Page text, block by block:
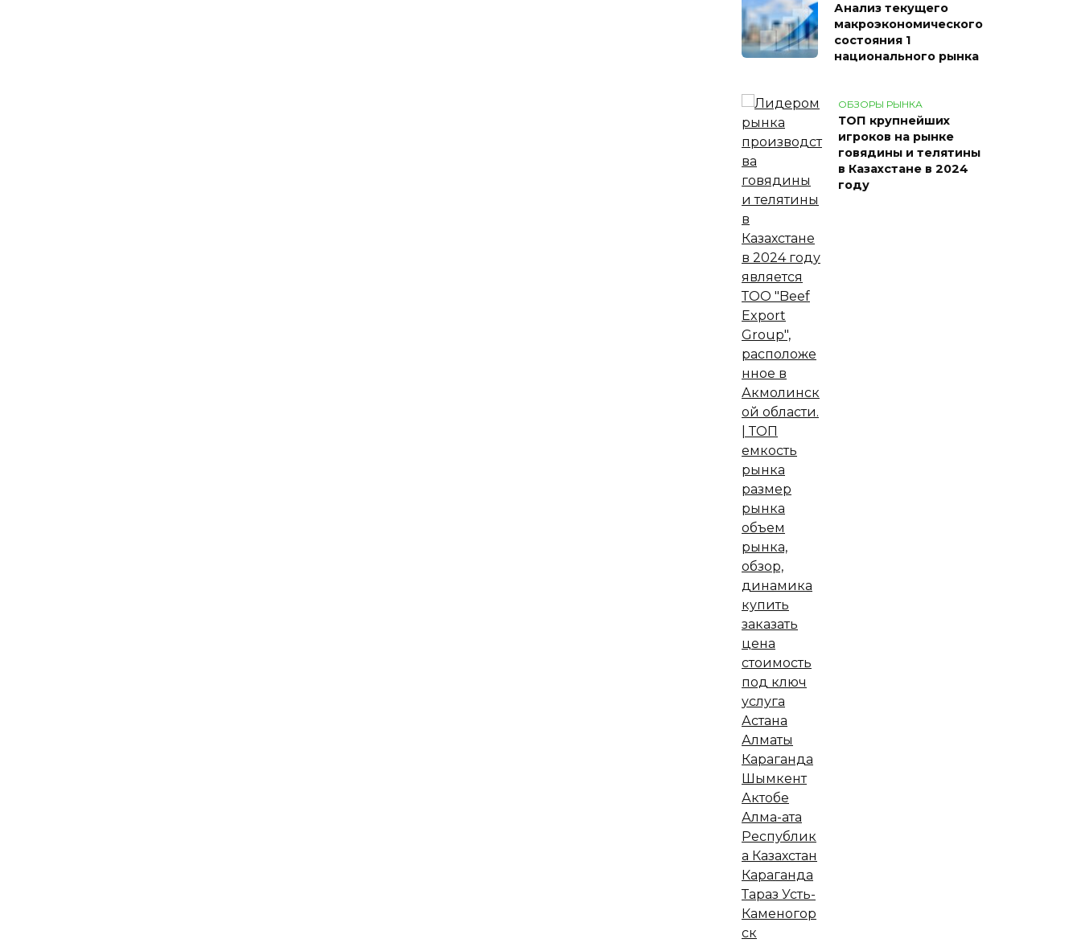
Анализ текущего
макроэкономического
состояния 1
национального рынка
ОБЗОРЫ РЫНКА
ТОП крупнейших
игроков на рынке
говядины и телятины
в Казахстане в 2024
году